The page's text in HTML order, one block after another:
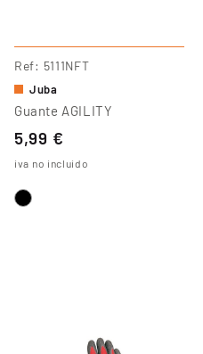
Ref 5111NFT
Juba
Guante AGILITY
5,99 €
iva no incluido